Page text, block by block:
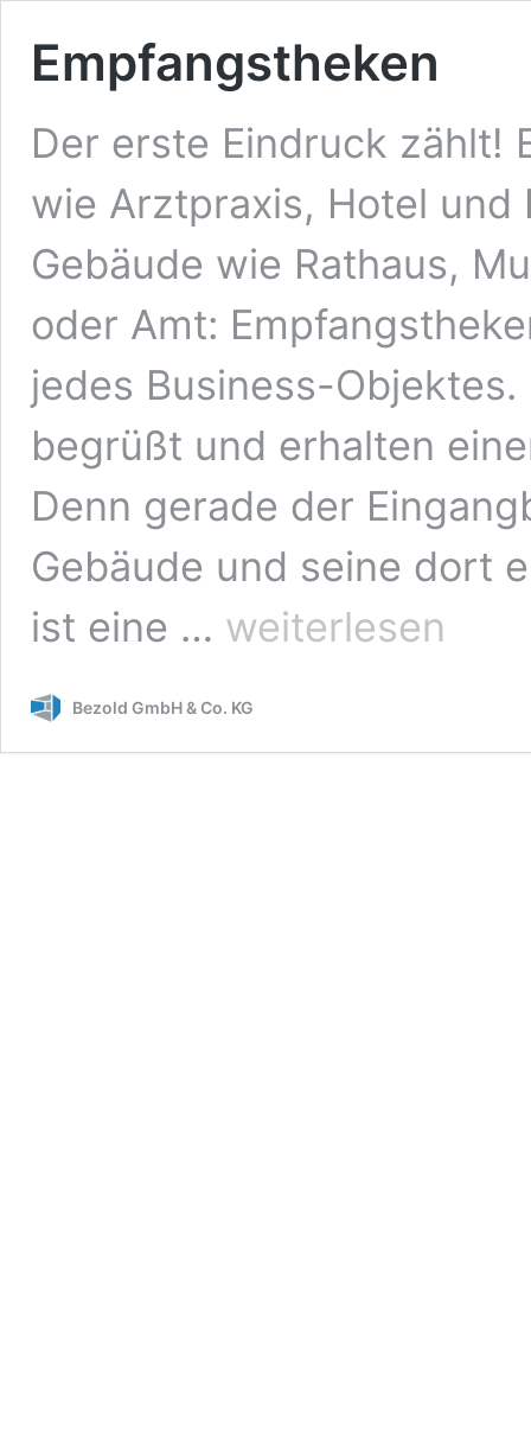
Empfangstheken
Der erste Eindruck zählt!
wie Arztpraxis, Hotel
Gebäude wie Rathaus,
oder Amt:
jedes Business-
begrüßt und erhalten
Denn gerade der
Gebäude und seine dort
ist eine …
Empfangstheken
weiterlesen
Bezold GmbH & Co. KG